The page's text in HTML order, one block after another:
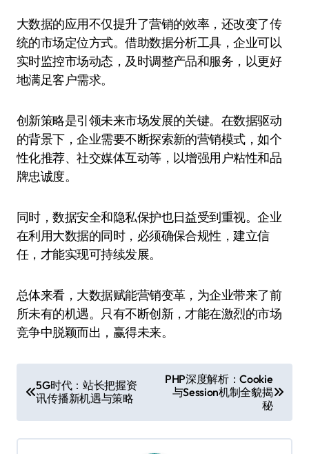
大数据的应用不仅提升了营销的效率，还改变了传
统的市场定位方式。借助数据分析工具，企业可以
实时监控市场动态，及时调整产品和服务，以更好
地满足客户需求。
创新策略是引领未来市场发展的关键。在数据驱动
的背景下，企业需要不断探索新的营销模式，如个
性化推荐、社交媒体互动等，以增强用户粘性和品
牌忠诚度。
同时，数据安全和隐私保护也日益受到重视。企业
在利用大数据的同时，必须确保合规性，建立信
任，才能实现可持续发展。
总体来看，大数据赋能营销变革，为企业带来了前
所未有的机遇。只有不断创新，才能在激烈的市场
竞争中脱颖而出，赢得未来。
章
导
航
5G时代：站长把握资
讯传播新机遇与策略
PHP深度解析：Cookie
与Session机制全貌揭
秘